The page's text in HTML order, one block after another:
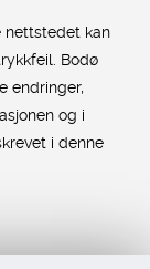
nettstedet kan
Bodø
endringer,
og i
i denne